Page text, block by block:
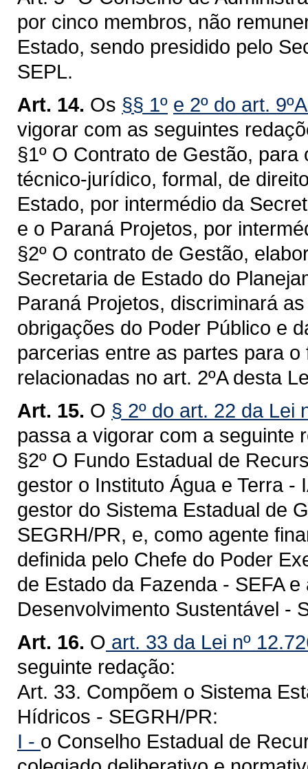
por cinco membros, não
Estado, sendo presidido pelo
SEPL.
Art. 14. Os §§ 1º e 2º do art.
vigorar com as seguintes
§1º O Contrato de Gestão,
técnico-jurídico, formal, de
Estado, por intermédio da
e o Paraná Projetos, por
§2º O contrato de Gestão,
Secretaria de Estado do
Paraná Projetos, discriminará
obrigações do Poder Público e
parcerias entre as partes para
relacionadas no art. 2ºA desta
Art. 15. O § 2º do art. 22 da Lei
passa a vigorar com a seguinte
§2º O Fundo Estadual de
gestor o Instituto Água e Terra -
gestor do Sistema Estadual de
SEGRH/PR, e, como agente
definida pelo Chefe do Poder
de Estado da Fazenda - SEFA
Desenvolvimento Sustentável -
Art. 16. O art. 33 da Lei nº
seguinte redação:
Art. 33. Compõem o Sistema
Hídricos - SEGRH/PR:
I - o Conselho Estadual de